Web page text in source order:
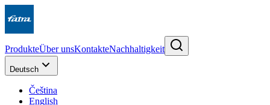
ProdukteÜber unsKontakteNachhaltigkeit
Deutsch
Čeština
English